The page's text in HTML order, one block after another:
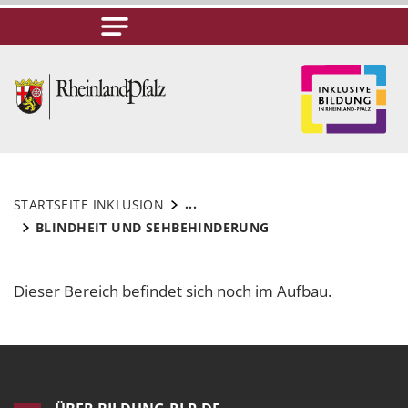
STARTSEITE INKLUSION
...
BLINDHEIT UND SEHBEHINDERUNG
Dieser Bereich befindet sich noch im Aufbau.